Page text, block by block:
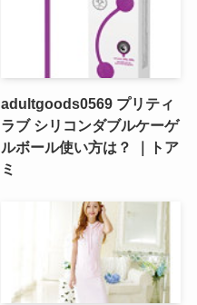
adultgoods0569 プリティ
ラブ シリコンダブルケーゲ
ルボール使い方は？ ｜トア
ミ